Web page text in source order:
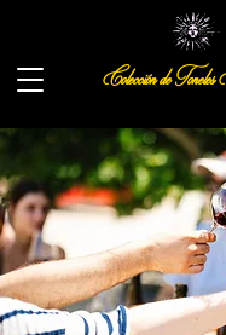
Colección de Toneles